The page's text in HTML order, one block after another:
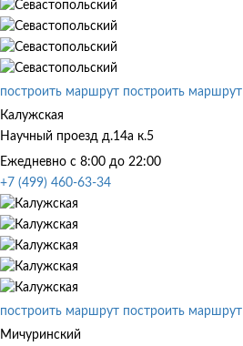
построить маршрут построить маршрут
Калужская
Научный проезд д.14а к.5
Ежедневно с 8:00 до 22:00
+7 (499) 460-63-34
построить маршрут построить маршрут
Мичуринский